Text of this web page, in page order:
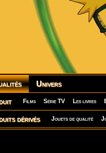
Univers
Films Série TV Les livres
dérivés Jouets de qualité